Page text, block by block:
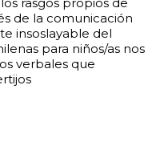
de la comunicación
insoslayable del
para niños/as nos
verbales que